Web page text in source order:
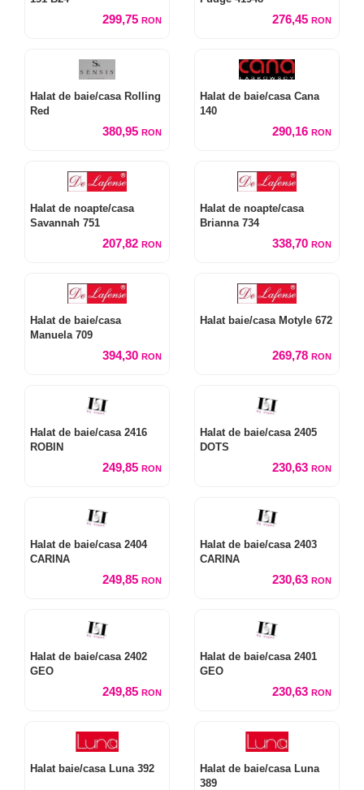
299,75 RON 276,45 RON
Halat de baie/casa Rolling
Red
380,95 RON
Halat de baie/casa Cana
140
290,16 RON
Halat de noapte/casa
Savannah 751
207,82 RON
Halat de noapte/casa
Brianna 734
338,70 RON
Halat de baie/casa
Manuela 709
394,30 RON
Halat baie/casa Motyle 672
269,78 RON
Halat de baie/casa 2416
ROBIN
249,85 RON
Halat de baie/casa 2405
DOTS
230,63 RON
Halat de baie/casa 2404
CARINA
249,85 RON
Halat de baie/casa 2403
CARINA
230,63 RON
Halat de baie/casa 2402
GEO
249,85 RON
Halat de baie/casa 2401
GEO
230,63 RON
Halat baie/casa Luna 392
Halat de baie/casa Luna
389